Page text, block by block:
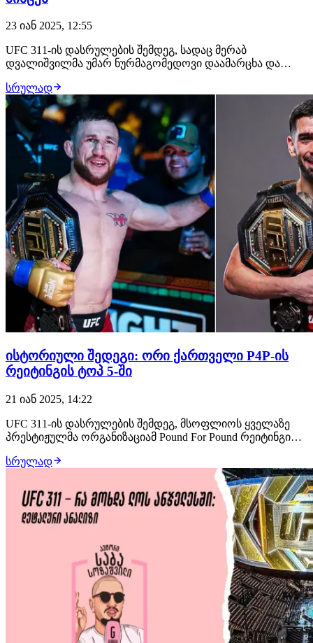
23 იან 2025, 12:55
UFC 311-ის დასრულების შემდეგ, სადაც მერაბ
დვალიშვილმა უმარ ნურმაგომედოვი დაამარცხა და
გასვლა 6 თვით აუკრძალეს.ორთაბრძოლების შემდეგ
ჩატარებული გამოკვლევების შედეგად, ნურმაგომედოვს
ხელის მოტეხილობა დაუდგინდა და ტრავმის გამო
სპორტულმა…
სრულად
ისტორიული შედეგი: ორი ქართველი P4P-ის
რეიტინგის ტოპ 5-ში
21 იან 2025, 14:22
UFC 311-ის დასრულების შემდეგ, მსოფლიოს ყველაზე
პრესტიჟულმა ორგანიზაციამ Pound For Pound რეიტინგი
საუკეთესო მებრძოლთა რეიტინგი, წონითი დივიზიონის
გაუთვალისწინებლად. ცვლილება შეეხო მერაბ
დვალიშვილს, რომელიც უმარ ნურმაგომედოვთან
მოგებით…
სრულად